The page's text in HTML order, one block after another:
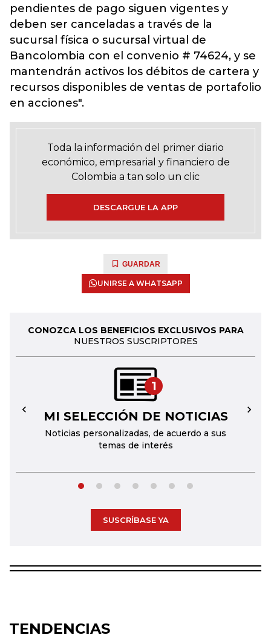
pendientes de pago siguen vigentes y
deben ser canceladas a través de la
sucursal física o sucursal virtual de
Bancolombia con el convenio # 74624, y se
mantendrán activos los débitos de cartera y
recursos disponibles de ventas de portafolio
en acciones".
Toda la información del primer diario
económico, empresarial y financiero de
Colombia a tan solo un clic
DESCARGUE LA APP
GUARDAR
UNIRSE A WHATSAPP
CONOZCA LOS BENEFICIOS EXCLUSIVOS PARA
NUESTROS SUSCRIPTORES
1
MI SELECCIÓN DE NOTICIAS
Noticias personalizadas, de acuerdo a sus
temas de interés
← →
SUSCRÍBASE YA
TENDENCIAS